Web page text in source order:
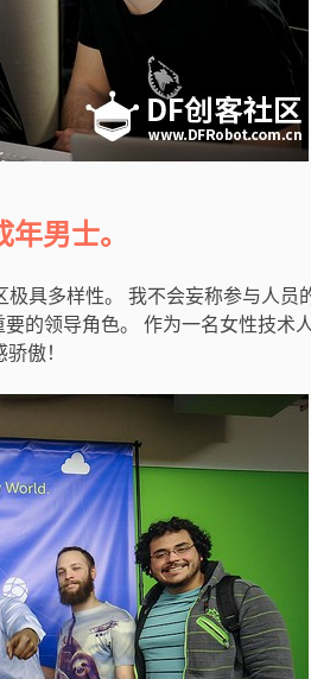
男士。
具多样性。 我不会妄称参与人员
的领导角色。 作为一名女性技术
傲！